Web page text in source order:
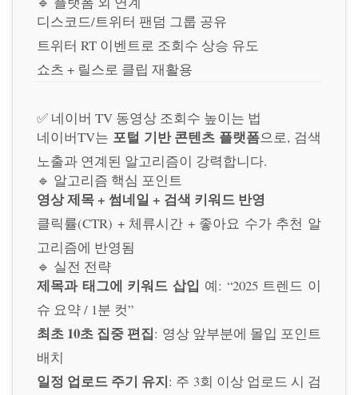
디스코드/트위터 팬덤 그룹 공유
트위터 RT 이벤트로 조회수 상승 유도
쇼츠 + 릴스로 클립 재활용
✅ 네이버 TV 동영상 조회수 높이는 법
네이버TV는 포털 기반 콘텐츠 플랫폼으로, 검색
노출과 연계된 알고리즘이 강력합니다.
🔹 알고리즘 핵심 포인트
영상 제목 + 썸네일 + 검색 키워드 반영
클릭률(CTR) + 체류시간 + 좋아요 수가 추천 알
고리즘에 반영됨
🔹 실전 전략
제목과 태그에 키워드 삽입 예: “2025 트렌드 이
슈 요약 / 1분 컷”
최초 10초 집중 편집: 영상 앞부분에 몰입 포인트
배치
일정 업로드 주기 유지: 주 3회 이상 업로드 시 검